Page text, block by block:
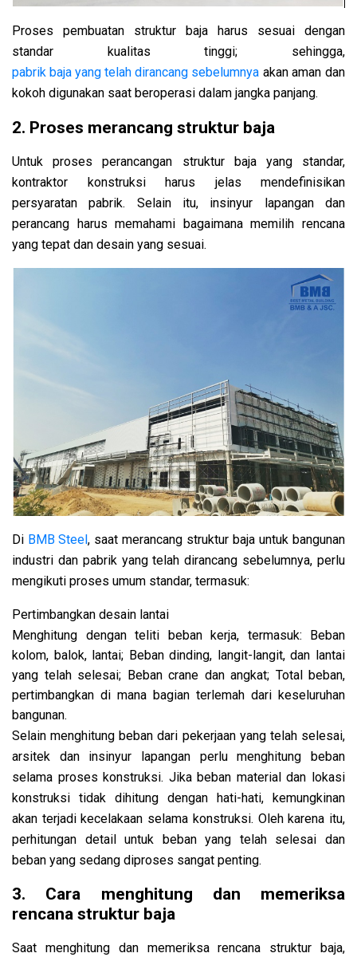
Proses pembuatan struktur baja harus sesuai dengan
standar kualitas tinggi; sehingga,
pabrik baja yang telah dirancang sebelumnya akan aman dan
kokoh digunakan saat beroperasi dalam jangka panjang.
2. Proses merancang struktur baja
Untuk proses perancangan struktur baja yang standar,
kontraktor konstruksi harus jelas mendefinisikan
persyaratan pabrik. Selain itu, insinyur lapangan dan
perancang harus memahami bagaimana memilih rencana
yang tepat dan desain yang sesuai.
Di BMB Steel, saat merancang struktur baja untuk bangunan
industri dan pabrik yang telah dirancang sebelumnya, perlu
mengikuti proses umum standar, termasuk:
Pertimbangkan desain lantai
Menghitung dengan teliti beban kerja, termasuk: Beban
kolom, balok, lantai; Beban dinding, langit-langit, dan lantai
yang telah selesai; Beban crane dan angkat; Total beban,
pertimbangkan di mana bagian terlemah dari keseluruhan
bangunan.
Selain menghitung beban dari pekerjaan yang telah selesai,
arsitek dan insinyur lapangan perlu menghitung beban
selama proses konstruksi. Jika beban material dan lokasi
konstruksi tidak dihitung dengan hati-hati, kemungkinan
akan terjadi kecelakaan selama konstruksi. Oleh karena itu,
perhitungan detail untuk beban yang telah selesai dan
beban yang sedang diproses sangat penting.
3. Cara menghitung dan memeriksa
rencana struktur baja
Saat menghitung dan memeriksa rencana struktur baja,